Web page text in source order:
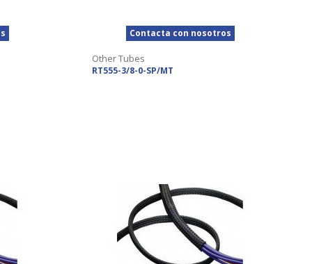
Contacta con nosotros
Other Tubes
RT555-3/8-0-SP/MT